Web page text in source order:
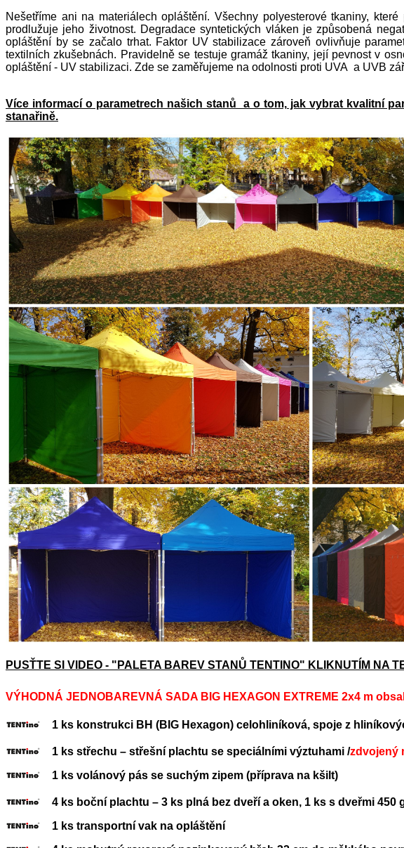
Nešetříme ani na materiálech opláštění. Všechny polyesterové tkaniny,
prodlužuje jeho životnost. Degradace syntetických vláken je způsobená
opláštění by se začalo trhat. Faktor UV stabilizace zároveň ovlivňuje
textilních zkušebnách. Pravidelně se testuje gramáž tkaniny, její pevnost v
opláštění - UV stabilizaci. Zde se zaměřujeme na odolnosti proti UVA a UVB
Více informací o parametrech našich stanů a o tom, jak vybrat kvalitní
stanařině.
PUSŤTE SI VIDEO - "PALETA BAREV STANŮ TENTINO" KLIKNUTÍM NA
VÝHODNÁ JEDNOBAREVNÁ SADA BIG HEXAGON EXTREME 2x4 m
1 ks konstrukci BH (BIG Hexagon) celohliníková, spoje z
1 ks střechu – střešní plachtu se speciálními výztuhami /zdvojený
1 ks volánový pás se suchým zipem (příprava na kšilt)
4 ks boční plachtu – 3 ks plná bez dveří a oken, 1 ks s dveřmi 450
1 ks transportní vak na opláštění